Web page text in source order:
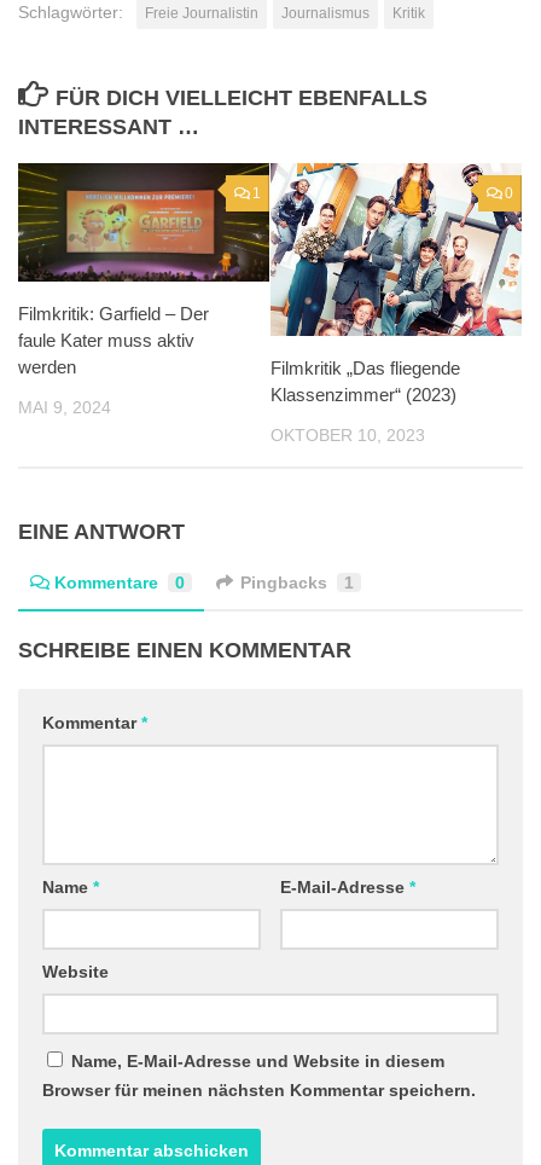
Schlagwörter: Freie Journalistin Journalismus Kritik
FÜR DICH VIELLEICHT EBENFALLS
INTERESSANT …
1
Filmkritik: Garfield – Der
faule Kater muss aktiv
werden
MAI 9, 2024
0
Filmkritik „Das fliegende
Klassenzimmer“ (2023)
OKTOBER 10, 2023
EINE ANTWORT
Kommentare 0 Pingbacks 1
SCHREIBE EINEN KOMMENTAR
Kommentar*
Name * E-Mail-Adresse *
Website
Name, E-Mail-Adresse und Website in diesem
Browser für meinen nächsten Kommentar speichern.